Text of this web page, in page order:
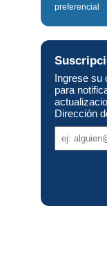
preferencial
Ingrese su
para
Dirección
de